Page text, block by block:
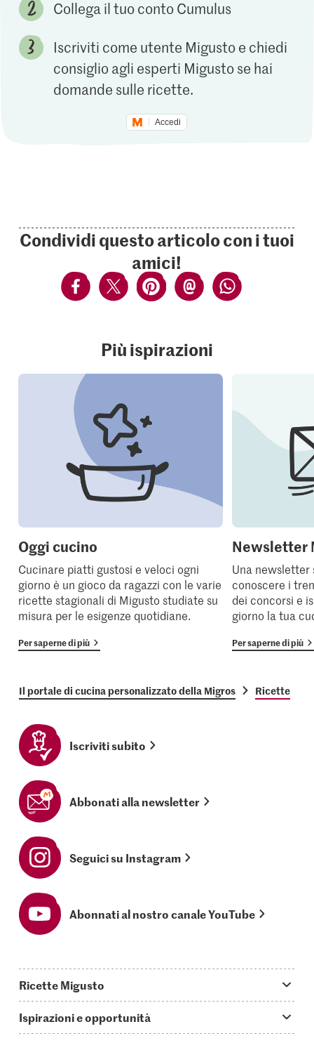
Collega il tuo conto Cumulus
Iscriviti come utente Migusto e chiedi
consiglio agli esperti Migusto se hai
domande sulle ricette.
Accedi
Condividi questo articolo con i tuoi
amici!
Più ispirazioni
Oggi cucino
Cucinare piatti gustosi e veloci ogni
giorno è un gioco da ragazzi con le varie
ricette stagionali di Migusto studiate su
misura per le esigenze quotidiane.
Per saperne di più
Newsletter
Una
conoscere i
dei concorsi e
giorno la tua
Per saperne di più
Il portale di cucina personalizzato della Migros Ricette
Iscriviti subito
Abbonati alla newsletter
Seguici su Instagram
Abonnati al nostro canale YouTube
Ricette Migusto
Oggi cucino
Ispirazioni e opportunità